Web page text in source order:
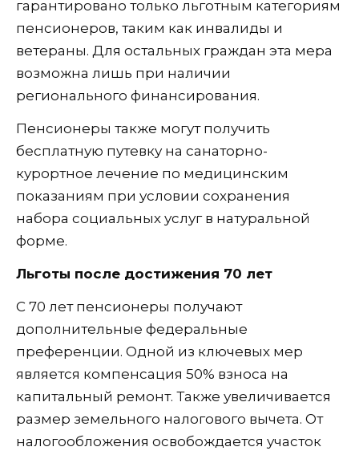
гарантировано только льготным категориям
пенсионеров, таким как инвалиды и
ветераны. Для остальных граждан эта мера
возможна лишь при наличии
регионального финансирования.
Пенсионеры также могут получить
бесплатную путевку на санаторно-
курортное лечение по медицинским
показаниям при условии сохранения
набора социальных услуг в натуральной
форме.
Льготы после достижения 70 лет
С 70 лет пенсионеры получают
дополнительные федеральные
преференции. Одной из ключевых мер
является компенсация 50% взноса на
капитальный ремонт. Также увеличивается
размер земельного налогового вычета. От
налогообложения освобождается участок